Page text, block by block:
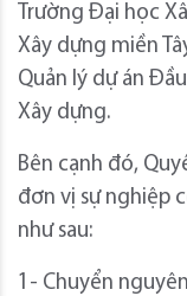
Trường Đại học
Xây dựng miền
Quản lý dự án
Xây dựng.
Bên cạnh đó,
đơn vị sự nghiệp
như sau:
1- Chuyển